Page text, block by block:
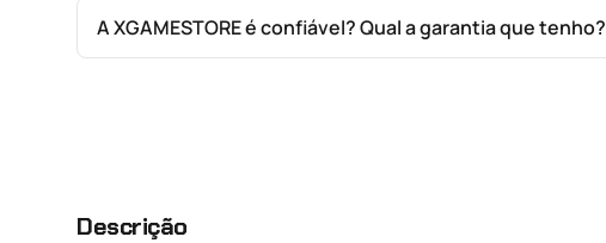
A XGAMESTORE é confiável? Qual a garantia que tenho?
Descrição